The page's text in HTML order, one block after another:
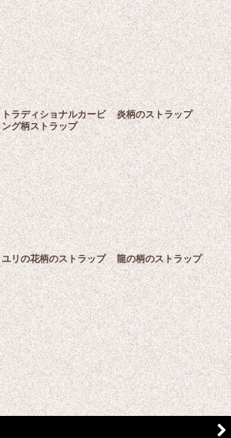
絞り込む
トラディショナルカービ
ング柄ストラップ
炎柄のストラップ
ユリの花柄のストラップ 龍の柄のストラップ